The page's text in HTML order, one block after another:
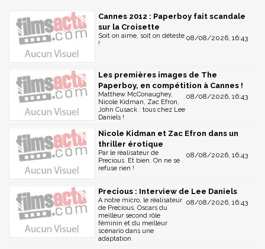
Cannes 2012 : Paperboy fait scandale
sur la Croisette
08/08/2026, 16:43
Soit on aime, soit on déteste
!
Les premières images de The
Paperboy, en compétition à Cannes !
08/08/2026, 16:43
Matthew McConaughey,
Nicole Kidman, Zac Efron,
John Cusack : tous chez Lee
Daniels !
Nicole Kidman et Zac Efron dans un
thriller érotique
08/08/2026, 16:43
Par le réalisateur de
Precious. Et bien. On ne se
refuse rien !
Precious : Interview de Lee Daniels
08/08/2026, 16:43
A notre micro, le réalisateur
de Precious, Oscars du
meilleur second rôle
féminin et du meilleur
scénario dans une
adaptation